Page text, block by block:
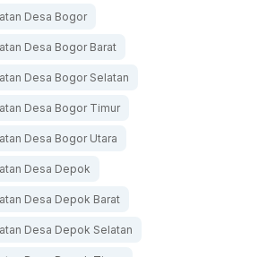
Desa Bogor
Desa Bogor Barat
Desa Bogor Selatan
Desa Bogor Timur
Desa Bogor Utara
Desa Depok
Desa Depok Barat
Desa Depok Selatan